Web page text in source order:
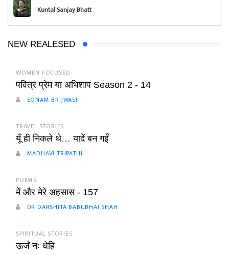
Kuntal Sanjay Bhatt
NEW REALESED
WOMEN FOCUSED
पवित्र प्रेम या अभिशाप Season 2 - 14
SONAM BRIJWASI
TRAVEL STORIES
यूँ ही निकले थे… यादें बन गईं
MADHAVI TRIPATHI
POEMS
में और मेरे अहसास - 157
DR DARSHITA BABUBHAI SHAH
SPIRITUAL STORIES
ऊर्जं नः धेहि